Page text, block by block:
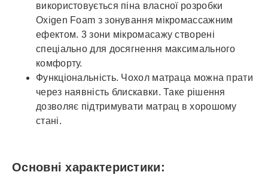
використовується піна власної розробки
Oxigen Foam з зонування мікромассажним
ефектом. 3 зони мікромасажу створені
спеціально для досягнення максимального
комфорту.
Функціональність. Чохол матраца можна прати
через наявність блискавки. Таке рішення
дозволяє підтримувати матрац в хорошому
стані.
Основні характеристики: